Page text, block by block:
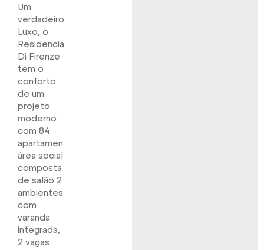
Um
verdadeiro
Luxo, o
Residencial
Di Firenze
tem o
conforto
de um
projeto
moderno
com 84
apartamentos,
área social
composta
de salão 2
ambientes
com
varanda
integrada,
2 vagas